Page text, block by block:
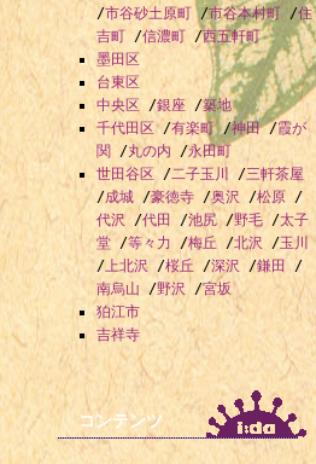
/市谷砂土原町 /市谷本村町 /住
吉町 /信濃町 /西五軒町
墨田区
台東区
中央区 /銀座 /築地
千代田区 /有楽町/神田/霞が
関 /丸の内 /永田町
世田谷区 /二子玉川 /三軒茶屋
/成城 /豪徳寺 /奥沢 /松原 /
代沢 /代田 /池尻/野毛/太子
堂 /等々力 /梅丘 /北沢 /玉川
/上北沢 /桜丘 /深沢 /鎌田
/
南烏山 /野沢 /宮坂
狛江市
吉祥寺
コンテンツ